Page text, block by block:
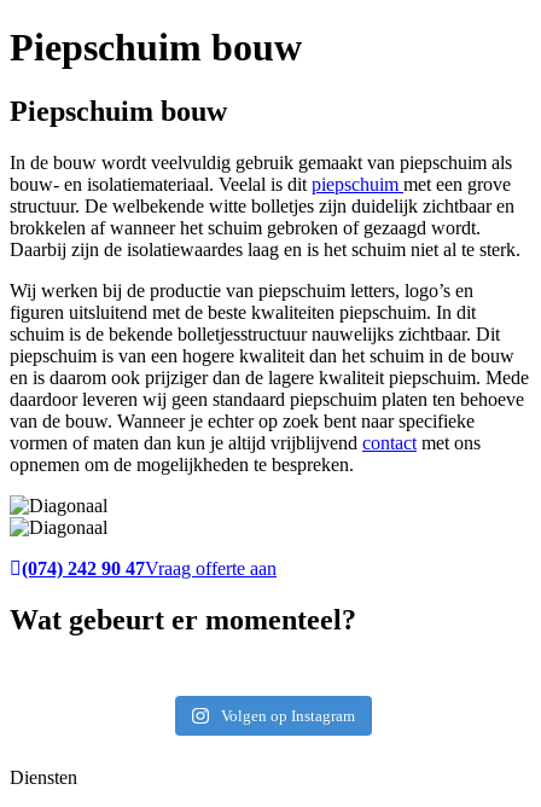
Piepschuim bouw
Piepschuim bouw
In de bouw wordt veelvuldig gebruik gemaakt van piepschuim als
bouw- en isolatiemateriaal. Veelal is dit piepschuim met een grove
structuur. De welbekende witte bolletjes zijn duidelijk zichtbaar en
brokkelen af wanneer het schuim gebroken of gezaagd wordt.
Daarbij zijn de isolatiewaardes laag en is het schuim niet al te sterk.
Wij werken bij de productie van piepschuim letters, logo’s en
figuren uitsluitend met de beste kwaliteiten piepschuim. In dit
schuim is de bekende bolletjesstructuur nauwelijks zichtbaar. Dit
piepschuim is van een hogere kwaliteit dan het schuim in de bouw
en is daarom ook prijziger dan de lagere kwaliteit piepschuim. Mede
daardoor leveren wij geen standaard piepschuim platen ten behoeve
van de bouw. Wanneer je echter op zoek bent naar specifieke
vormen of maten dan kun je altijd vrijblijvend contact met ons
opnemen om de mogelijkheden te bespreken.
(074) 242 90 47Vraag offerte aan
Wat gebeurt er momenteel?
Volgen op Instagram
Diensten